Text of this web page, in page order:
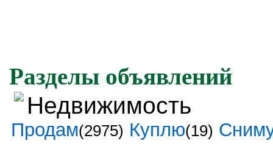
Разделы объявлений
Недвижимость
Продам(2975) Куплю(19)